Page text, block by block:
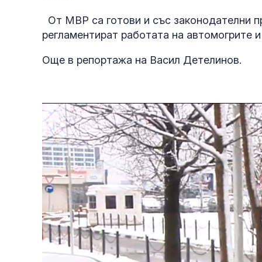
От МВР са готови и със законодателни
регламентират работата на автомогрите
Още в репортажа на Васил Детелинов.
окупираните